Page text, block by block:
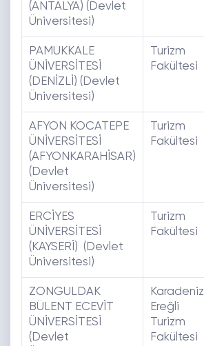
(ANTALYA) (Devlet
Üniversitesi)
PAMUKKALE
ÜNİVERSİTESİ
(DENİZLİ) (Devlet
Üniversitesi)
Turizm
Fakültesi
AFYON KOCATEPE
ÜNİVERSİTESİ
(AFYONKARAHİSAR)
(Devlet
Üniversitesi)
Turizm
Fakültesi
ERCİYES
ÜNİVERSİTESİ
(KAYSERİ) (Devlet
Üniversitesi)
Turizm
Fakültesi
ZONGULDAK
BÜLENT ECEVİT
ÜNİVERSİTESİ
(Devlet
Karadeniz
Ereğli
Turizm
Fakültesi